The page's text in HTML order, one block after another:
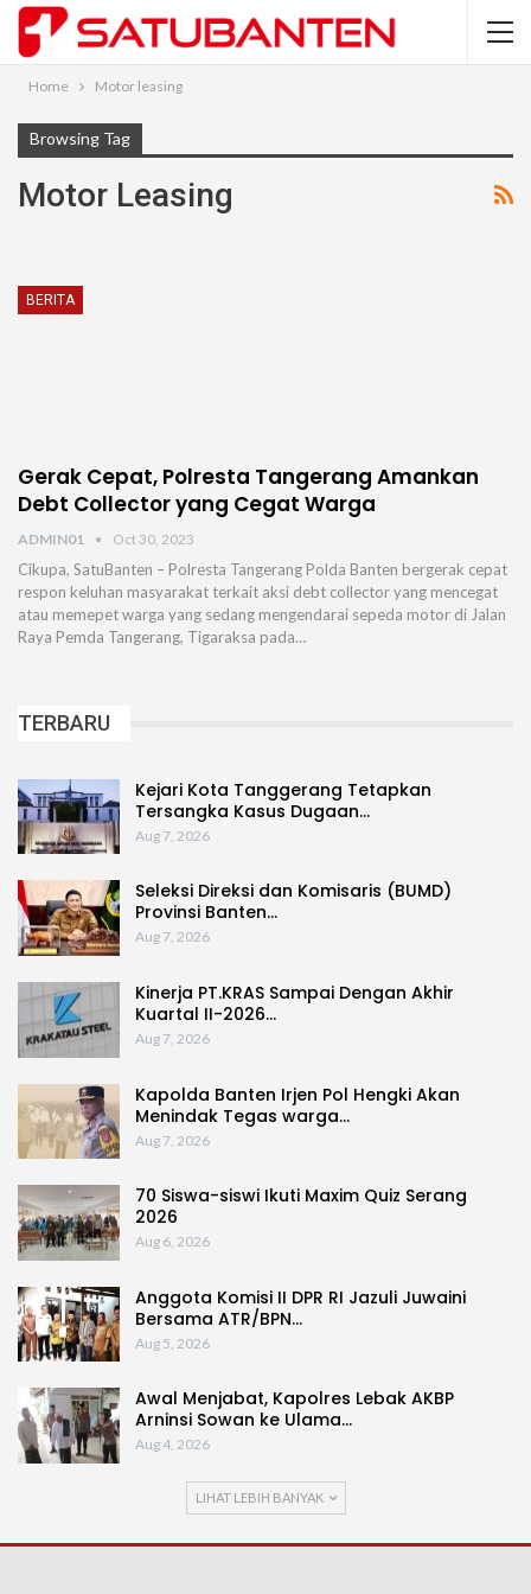
Home Motor leasing
Browsing Tag
Motor Leasing
BERITA
Gerak Cepat, Polresta Tangerang Amankan
Debt Collector yang Cegat Warga
ADMIN01 Oct 30, 2023
Cikupa, SatuBanten – Polresta Tangerang Polda Banten bergerak cepat
respon keluhan masyarakat terkait aksi debt collector yang mencegat
atau memepet warga yang sedang mengendarai sepeda motor di Jalan
Raya Pemda Tangerang, Tigaraksa pada…
TERBARU
Kejari Kota Tanggerang Tetapkan
Tersangka Kasus Dugaan…
Aug 7, 2026
Seleksi Direksi dan Komisaris (BUMD)
Provinsi Banten…
Aug 7, 2026
Kinerja PT.KRAS Sampai Dengan Akhir
Kuartal II-2026…
Aug 7, 2026
Kapolda Banten Irjen Pol Hengki Akan
Menindak Tegas warga…
Aug 7, 2026
70 Siswa-siswi Ikuti Maxim Quiz Serang
2026
Aug 6, 2026
Anggota Komisi II DPR RI Jazuli Juwaini
Bersama ATR/BPN…
Aug 5, 2026
Awal Menjabat, Kapolres Lebak AKBP
Arninsi Sowan ke Ulama…
Aug 4, 2026
LIHAT LEBIH BANYAK